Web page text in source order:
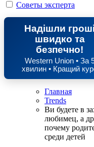
Советы эксперта
Надішли гроші
швидко та
безпечно!
Western Union • За
хвилин • Кращий
Главная
Trends
Ви будете в
любимец, а
почему
среди детей